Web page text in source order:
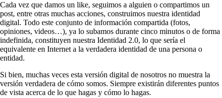
Cada vez que damos un like, seguimos a alguien o compartimos un
post, entre otras muchas acciones, construimos nuestra identidad
digital. Todo este conjunto de información compartida (fotos,
opiniones, videos…), ya lo subamos durante cinco minutos o de forma
indefinida, constituyen nuestra Identidad 2.0, lo que sería el
equivalente en Internet a la verdadera identidad de una persona o
entidad.
Si bien, muchas veces esta versión digital de nosotros no muestra la
versión verdadera de cómo somos. Siempre existirán diferentes puntos
de vista acerca de lo que hagas y cómo lo hagas.